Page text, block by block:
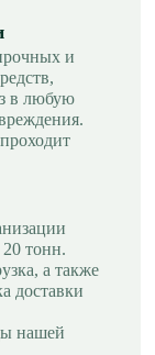
и
в любую
20 тонн.
а также
доставки
нашей